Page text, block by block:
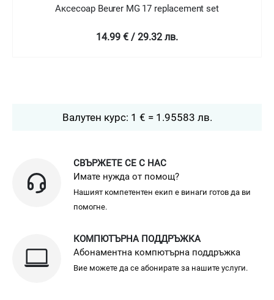
Аксесоар Beurer MG 17 replacement set
14.99 € / 29.32 лв.
Валутен курс: 1 € = 1.95583 лв.
СВЪРЖЕТЕ СЕ С НАС
Имате нужда от помощ?
Нашият компетентен екип е винаги готов да ви
помогне.
КОМПЮТЪРНА ПОДДРЪЖКА
Абонаментна компютърна поддръжка
Вие можете да се абонирате за нашите услуги.